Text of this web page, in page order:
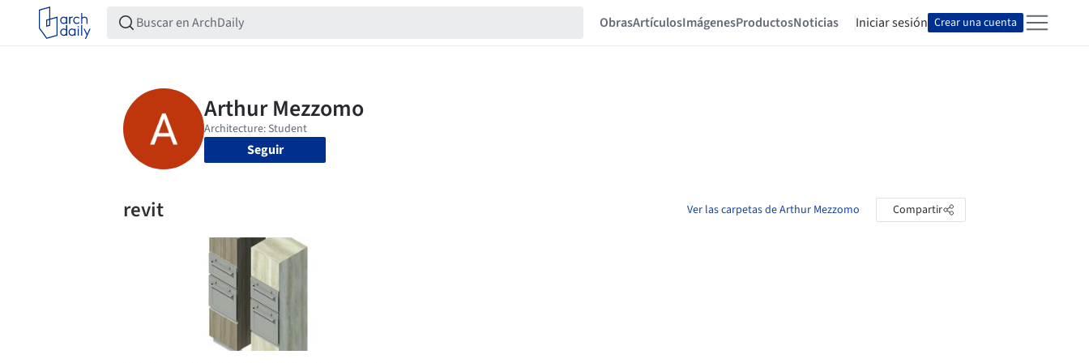
ObrasArtículosImágenesProductosNoticias Iniciar sesión Crear una cuenta
Seguir
revit Ver las carpetas de Arthur Mezzomo Compartir